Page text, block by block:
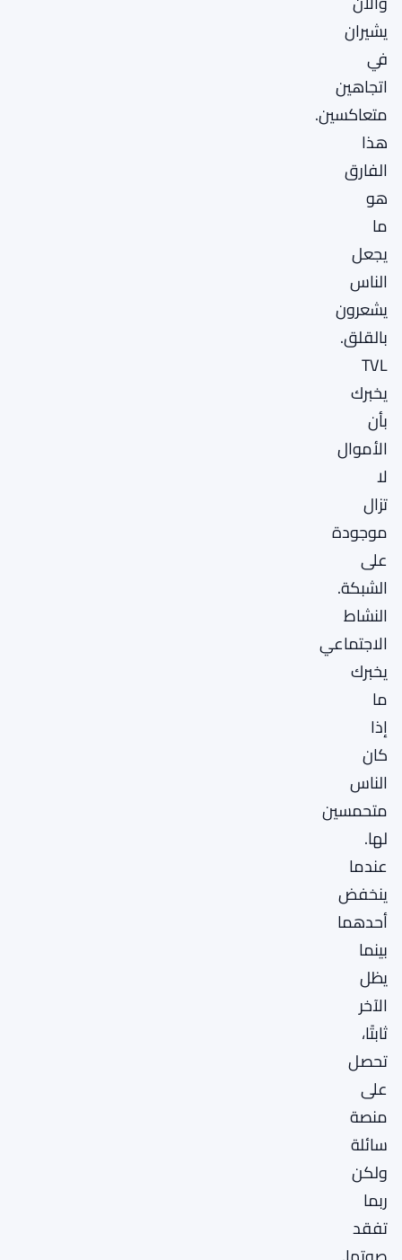
يشيران
في
اتجاهين
متعاكسين.
هذا
الفارق
هو
ما
يجعل
الناس
يشعرون
بالقلق.
TVL
يخبرك
بأن
الأموال
لا
تزال
موجودة
على
الشبكة.
النشاط
الاجتماعي
يخبرك
ما
إذا
كان
الناس
متحمسين
لها.
عندما
ينخفض
أحدهما
بينما
يظل
الآخر
ثابتًا،
تحصل
على
منصة
سائلة
ولكن
ربما
تفقد